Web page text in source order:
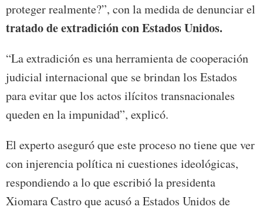
proteger realmente?”, con la medida de denunciar el
tratado de extradición con Estados Unidos.
“La extradición es una herramienta de cooperación
judicial internacional que se brindan los Estados
para evitar que los actos ilícitos transnacionales
queden en la impunidad”, explicó.
El experto aseguró que este proceso no tiene que ver
con injerencia política ni cuestiones ideológicas,
respondiendo a lo que escribió la presidenta
Xiomara Castro que acusó a Estados Unidos de